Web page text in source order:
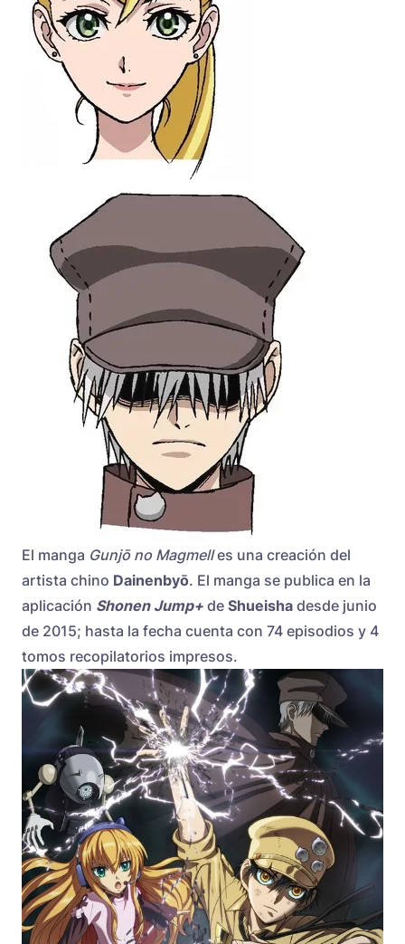
El manga Gunjō no Magmelles una creación del
artista chino Dainenbyō. El manga se publica en la
aplicación Shonen Jump+ de Shueisha desde junio
de 2015; hasta la fecha cuenta con 74 episodios y 4
tomos recopilatorios impresos.